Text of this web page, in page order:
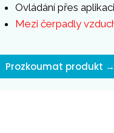
Ovládání přes
Mezi čerpadly
Prozkoumat produkt →